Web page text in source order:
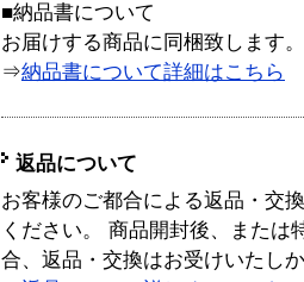
■納品書について
お届けする商品に同梱致します。
⇒納品書について詳細はこちら
返品について
お客様のご都合による返品・交
ください。 商品開封後、または
合、返品・交換はお受けいたし